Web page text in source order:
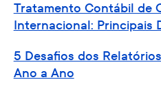
Tratamento Contábil de
Internacional: Principais
5 Desafios dos
Ano a Ano